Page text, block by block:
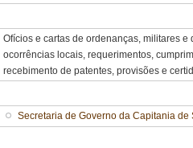
Ofícios e cartas de ordenanças, militares
ocorrências locais, requerimentos,
recebimento de patentes, provisões e
Secretaria de Governo da Capitania de